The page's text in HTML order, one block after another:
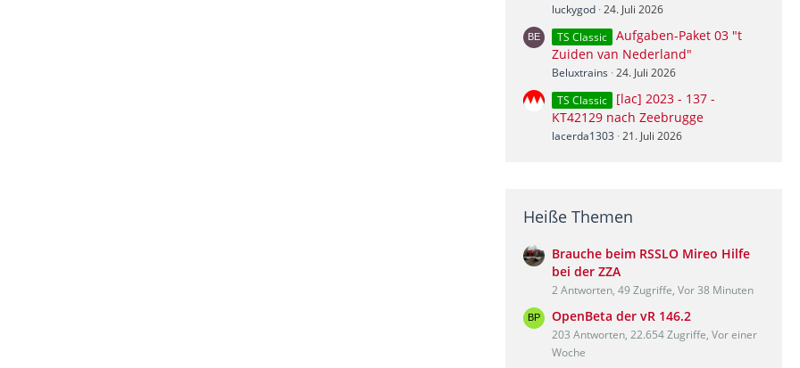
luckygod 24. Juli 2026
TS Classic Aufgaben-Paket 03 "t
Zuiden van Nederland"
Beluxtrains 24. Juli 2026
TS Classic
[lac] 2023 - 137 -
KT42129 nach Zeebrugge
lacerda1303 21. Juli 2026
Heiße Themen
Brauche beim RSSLO Mireo Hilfe
bei der ZZA
2 Antworten, 49 Zugriffe, Vor 38 Minuten
OpenBeta der vR 146.2
203 Antworten, 22.654 Zugriffe, Vor einer
Woche